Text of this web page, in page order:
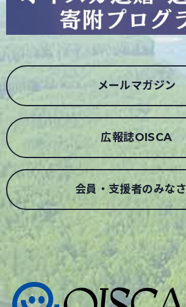
メールマガジン
広報誌OISCA
会員・支援者のみな